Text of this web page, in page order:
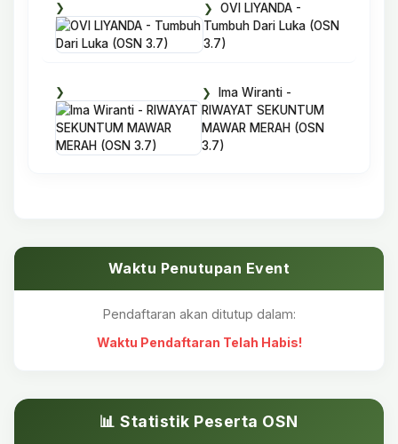
OVI LIYANDA -
Tumbuh Dari Luka (OSN
3.7)
Ima Wiranti -
RIWAYAT SEKUNTUM
MAWAR MERAH (OSN
3.7)
Waktu Penutupan Event
Pendaftaran akan ditutup dalam:
Waktu Pendaftaran Telah Habis!
📊 Statistik Peserta OSN